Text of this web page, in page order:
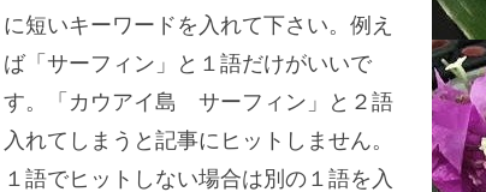
に短いキーワードを入れて下さい。例え
ば「サーフィン」と１語だけがいいで
す。「カウアイ島 サーフィン」と２語
入れてしまうと記事にヒットしません。
１語でヒットしない場合は別の１語を入